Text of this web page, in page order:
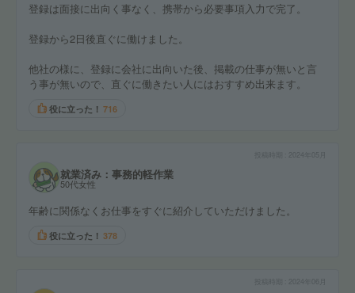
登録は面接に出向く事なく、携帯から必要事項入力で完了。
登録から2日後直ぐに働けました。
他社の様に、登録に会社に出向いた後、掲載の仕事が無いと言
う事が無いので、直ぐに働きたい人にはおすすめ出来ます。
役に立った！ 716
2024年05月
就業済み：事務的軽作業
50代女性
年齢に関係なくお仕事をすぐに紹介していただけました。
役に立った！ 378
2024年06月